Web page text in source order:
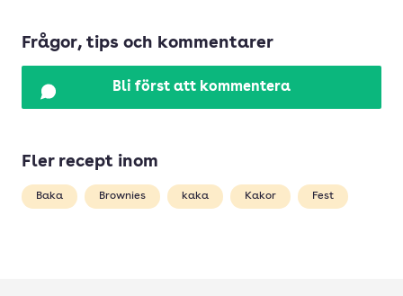
Frågor, tips och kommentarer
Bli först att kommentera
Fler recept inom
Baka Brownies kaka Kakor Fest